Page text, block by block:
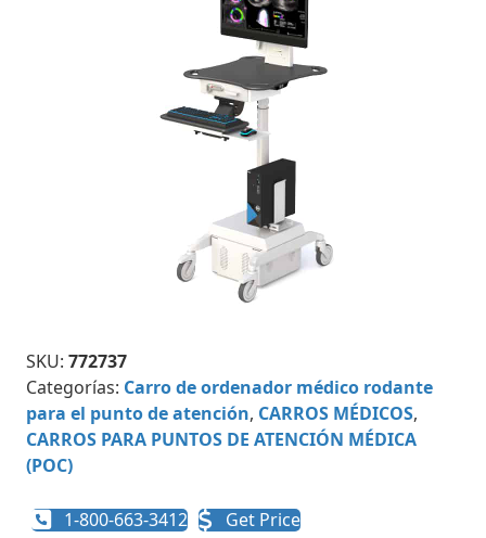
SKU: 772737
Categorías: Carro de ordenador médico rodante
para el punto de atención, CARROS MÉDICOS,
CARROS PARA PUNTOS DE ATENCIÓN MÉDICA
(POC)
1-800-663-3412 Get Price